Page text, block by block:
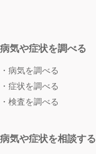
病気や症状を調べる
病気を調べる
症状を調べる
検査を調べる
病気や症状を相談する